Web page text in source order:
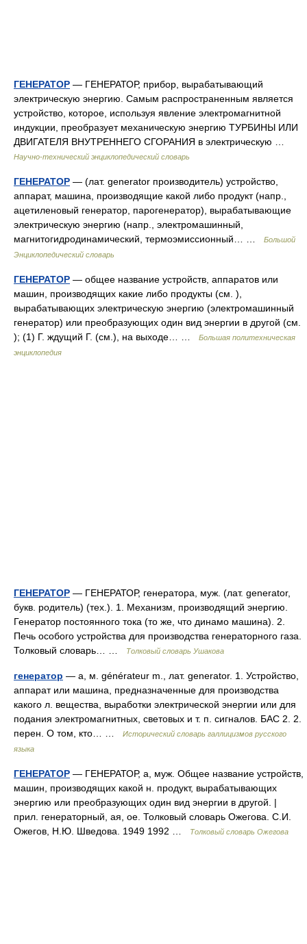
ГЕНЕРАТОР — ГЕНЕРАТОР, прибор, вырабатывающий
электрическую энергию. Самым распространенным является
устройство, которое, используя явление электромагнитной
индукции, преобразует механическую энергию ТУРБИНЫ ИЛИ
ДВИГАТЕЛЯ ВНУТРЕННЕГО СГОРАНИЯ в электрическую …
Научно-технический энциклопедический словарь
ГЕНЕРАТОР — (лат. generator производитель) устройство,
аппарат, машина, производящие какой либо продукт (напр.,
ацетиленовый генератор, парогенератор), вырабатывающие
электрическую энергию (напр., электромашинный,
магнитогидродинамический, термоэмиссионный… …
Большой
Энциклопедический словарь
ГЕНЕРАТОР — общее название устройств, аппаратов или
машин, производящих какие либо продукты (см. ),
вырабатывающих электрическую энергию (электромашинный
генератор) или преобразующих один вид энергии в другой (см.
); (1) Г. ждущий Г. (см.), на выходе… …
Большая политехническая
энциклопедия
ГЕНЕРАТОР — ГЕНЕРАТОР, генератора, муж. (лат. generator,
букв. родитель) (тех.). 1. Механизм, производящий энергию.
Генератор постоянного тока (то же, что динамо машина). 2.
Печь особого устройства для производства генераторного газа.
Толковый словарь… …
Толковый словарь Ушакова
генератор — а, м. générateur m., лат. generator. 1. Устройство,
аппарат или машина, предназначенные для производства
какого л. вещества, выработки электрической энергии или для
подания электромагнитных, световых и т. п. сигналов. БАС 2. 2.
перен. О том, кто… …
Исторический словарь галлицизмов русского
языка
ГЕНЕРАТОР — ГЕНЕРАТОР, а, муж. Общее название устройств,
машин, производящих какой н. продукт, вырабатывающих
энергию или преобразующих один вид энергии в другой. |
прил. генераторный, ая, ое. Толковый словарь Ожегова. С.И.
Ожегов, Н.Ю. Шведова. 1949 1992 …
Толковый словарь Ожегова